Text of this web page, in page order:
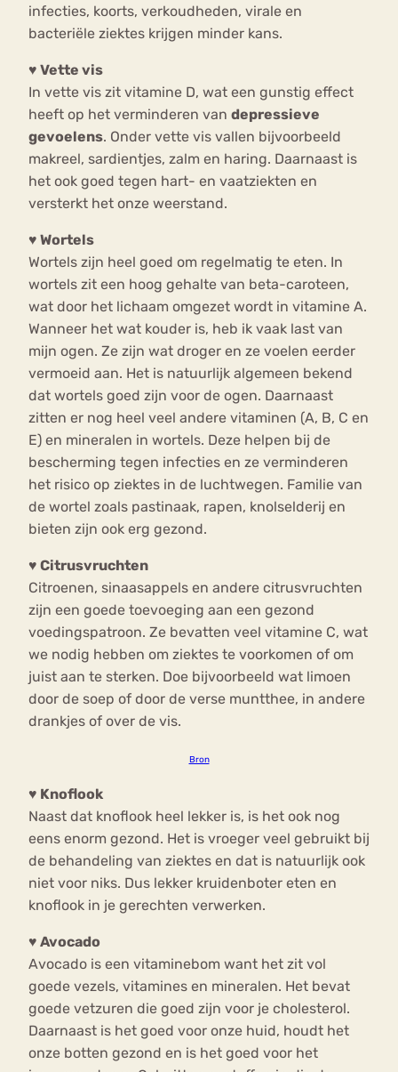
infecties, koorts, verkoudheden, virale en
bacteriële ziektes krijgen minder kans.
♥ Vette vis
In vette vis zit vitamine D, wat een gunstig effect
heeft op het verminderen van depressieve
gevoelens. Onder vette vis vallen bijvoorbeeld
makreel, sardientjes, zalm en haring. Daarnaast is
het ook goed tegen hart- en vaatziekten en
versterkt het onze weerstand.
♥ Wortels
Wortels zijn heel goed om regelmatig te eten. In
wortels zit een hoog gehalte van beta-caroteen,
wat door het lichaam omgezet wordt in vitamine A.
Wanneer het wat kouder is, heb ik vaak last van
mijn ogen. Ze zijn wat droger en ze voelen eerder
vermoeid aan. Het is natuurlijk algemeen bekend
dat wortels goed zijn voor de ogen. Daarnaast
zitten er nog heel veel andere vitaminen (A, B, C en
E) en mineralen in wortels. Deze helpen bij de
bescherming tegen infecties en ze verminderen
het risico op ziektes in de luchtwegen. Familie van
de wortel zoals pastinaak, rapen, knolselderij en
bieten zijn ook erg gezond.
♥ Citrusvruchten
Citroenen, sinaasappels en andere citrusvruchten
zijn een goede toevoeging aan een gezond
voedingspatroon. Ze bevatten veel vitamine C, wat
we nodig hebben om ziektes te voorkomen of om
juist aan te sterken. Doe bijvoorbeeld wat limoen
door de soep of door de verse muntthee, in andere
drankjes of over de vis.
Bron
♥ Knoflook
Naast dat knoflook heel lekker is, is het ook nog
eens enorm gezond. Het is vroeger veel gebruikt bij
de behandeling van ziektes en dat is natuurlijk ook
niet voor niks. Dus lekker kruidenboter eten en
knoflook in je gerechten verwerken.
♥ Avocado
Avocado is een vitaminebom want het zit vol
goede vezels, vitamines en mineralen. Het bevat
goede vetzuren die goed zijn voor je cholesterol.
Daarnaast is het goed voor onze huid, houdt het
onze botten gezond en is het goed voor het